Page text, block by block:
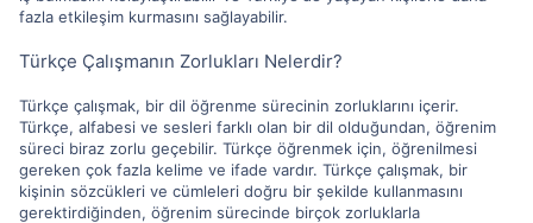
fazla etkileşim kurmasını sağlayabilir.
Türkçe Çalışmanın Zorlukları Nelerdir?
Türkçe çalışmak, bir dil öğrenme sürecinin zorluklarını içerir.
Türkçe, alfabesi ve sesleri farklı olan bir dil olduğundan, öğrenim
süreci biraz zorlu geçebilir. Türkçe öğrenmek için, öğrenilmesi
gereken çok fazla kelime ve ifade vardır. Türkçe çalışmak, bir
kişinin sözcükleri ve cümleleri doğru bir şekilde kullanmasını
gerektirdiğinden, öğrenim sürecinde birçok zorluklarla